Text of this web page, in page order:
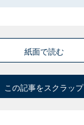
紙面で読む
この記事をスクラップ